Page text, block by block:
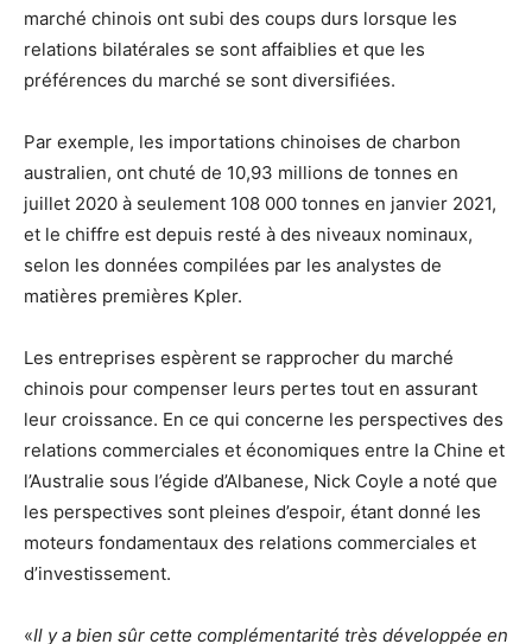
marché chinois ont subi des coups durs lorsque les
relations bilatérales se sont affaiblies et que les
préférences du marché se sont diversifiées.
Par exemple, les importations chinoises de charbon
australien, ont chuté de 10,93 millions de tonnes en
juillet 2020 à seulement 108 000 tonnes en janvier 2021,
et le chiffre est depuis resté à des niveaux nominaux,
selon les données compilées par les analystes de
matières premières Kpler.
Les entreprises espèrent se rapprocher du marché
chinois pour compenser leurs pertes tout en assurant
leur croissance. En ce qui concerne les perspectives des
relations commerciales et économiques entre la Chine et
l’Australie sous l’égide d’Albanese, Nick Coyle a noté que
les perspectives sont pleines d’espoir, étant donné les
moteurs fondamentaux des relations commerciales et
d’investissement.
«Il y a bien sûr cette complémentarité très développée en